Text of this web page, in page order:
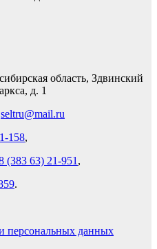
область, Здвинский
д. 1
seltru@mail.ru
158,
(383 63) 21-951 ,
.
персональных данных